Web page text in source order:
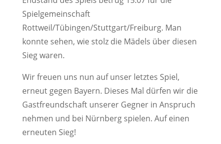
Spielgemeinschaft
Rottweil/Tübingen/Stuttgart/Freiburg. Man
konnte sehen, wie stolz die Mädels über diesen
Sieg waren.
Wir freuen uns nun auf unser letztes Spiel,
erneut gegen Bayern. Dieses Mal dürfen wir die
Gastfreundschaft unserer Gegner in Anspruch
nehmen und bei Nürnberg spielen. Auf einen
erneuten Sieg!